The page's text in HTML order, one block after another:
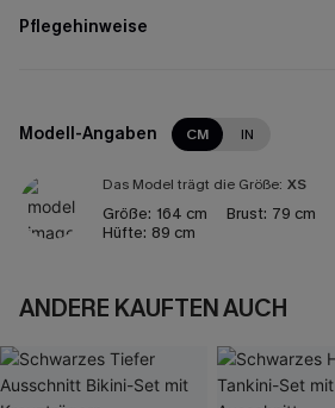
Pflegehinweise
Modell-Angaben CM IN
Das Model trägt die Größe: XS
Größe: 164 cm Brust: 79 cm
Hüfte: 89 cm
ANDERE KAUFTEN AUCH